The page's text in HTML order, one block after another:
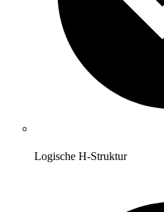
Logische H-Struktur